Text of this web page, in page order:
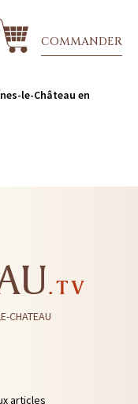
COMMANDER
le-Château en
CHATEAU
articles